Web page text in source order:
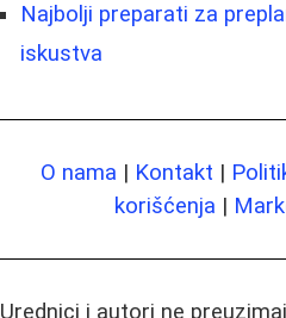
Najbolji preparati za
iskustva
O nama | Kontakt |
korišćenja |
Urednici i autori ne